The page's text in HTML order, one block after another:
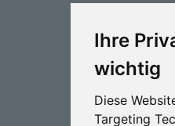
Ihre
wichtig
Diese
Targeting